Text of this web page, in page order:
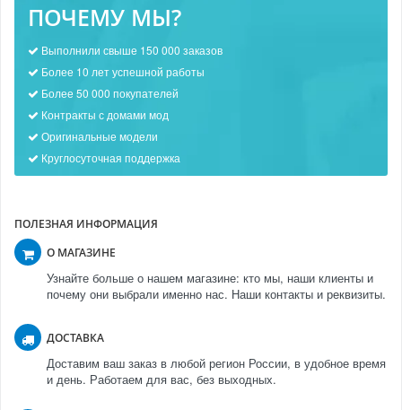
ПОЧЕМУ МЫ?
Выполнили свыше 150 000 заказов
Более 10 лет успешной работы
Более 50 000 покупателей
Контракты с домами мод
Оригинальные модели
Круглосуточная поддержка
ПОЛЕЗНАЯ ИНФОРМАЦИЯ
О МАГАЗИНЕ
Узнайте больше о нашем магазине: кто мы, наши клиенты и
почему они выбрали именно нас. Наши контакты и реквизиты.
ДОСТАВКА
Доставим ваш заказ в любой регион России, в удобное время
и день. Работаем для вас, без выходных.